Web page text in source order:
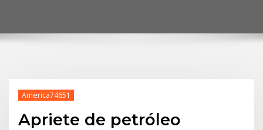
America74651
Apriete de petróleo